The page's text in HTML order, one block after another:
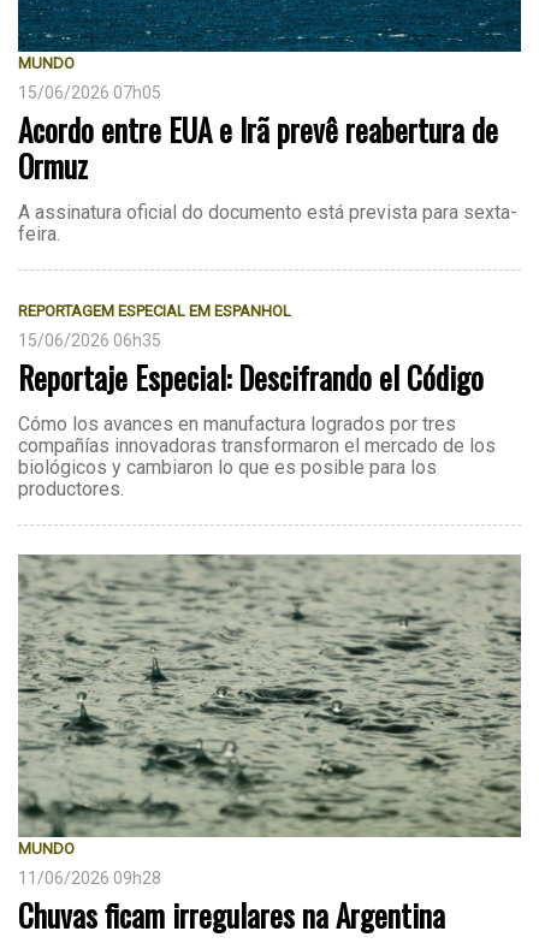
MUNDO
15/06/2026 07h05
Acordo entre EUA e Irã prevê reabertura de
Ormuz
A assinatura oficial do documento está prevista para sexta-
feira.
REPORTAGEM ESPECIAL EM ESPANHOL
15/06/2026 06h35
Reportaje Especial: Descifrando el Código
Cómo los avances en manufactura logrados por tres
compañías innovadoras transformaron el mercado de los
biológicos y cambiaron lo que es posible para los
productores.
MUNDO
11/06/2026 09h28
Chuvas ficam irregulares na Argentina